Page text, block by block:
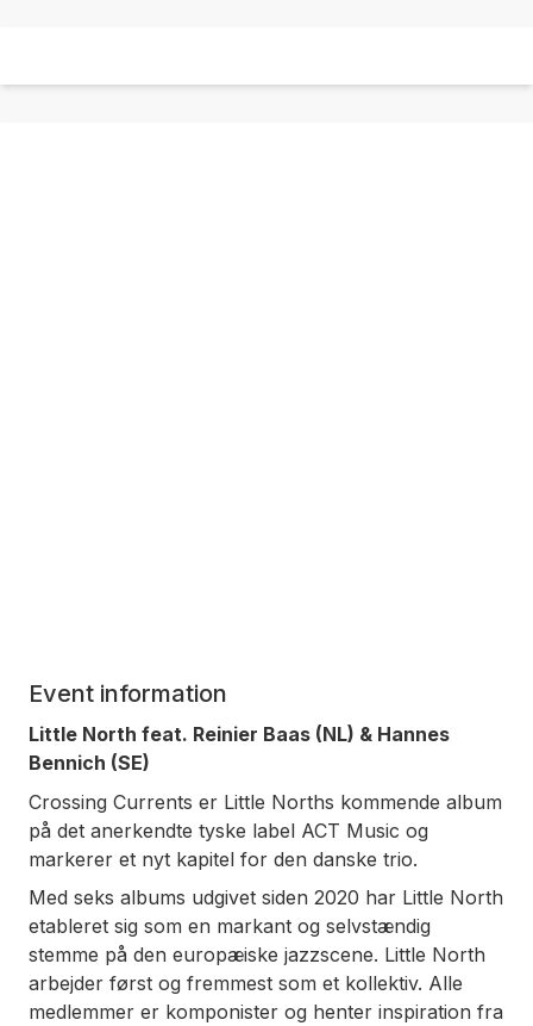
Event information
Little North feat. Reinier Baas (NL) & Hannes
Bennich (SE)
Crossing Currents er Little Norths kommende album
på det anerkendte tyske label ACT Music og
markerer et nyt kapitel for den danske trio.
Med seks albums udgivet siden 2020 har Little North
etableret sig som en markant og selvstændig
stemme på den europæiske jazzscene. Little North
arbejder først og fremmest som et kollektiv. Alle
medlemmer er komponister og henter inspiration fra